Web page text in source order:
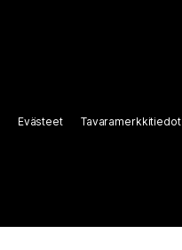
Evästeet Tavaramerkkitiedot